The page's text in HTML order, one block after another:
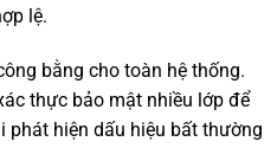
lệ.
bằng cho toàn hệ thống.
thực bảo mật nhiều lớp để
phát hiện dấu hiệu bất thường